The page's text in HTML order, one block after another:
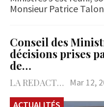
Monsieur Patrice
Conseil des
décisions prises
de…
LA REDACTION Mar 12,